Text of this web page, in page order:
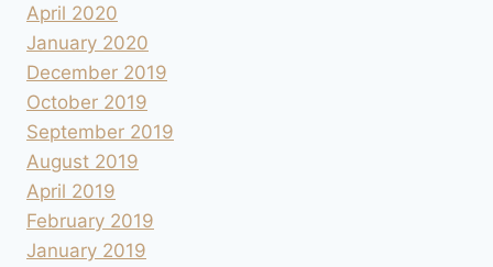
April 2020
January 2020
December 2019
October 2019
September 2019
August 2019
April 2019
February 2019
January 2019